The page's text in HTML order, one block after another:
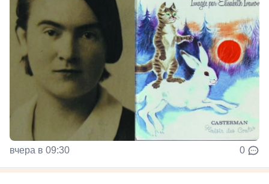
вчера в 09:30 0